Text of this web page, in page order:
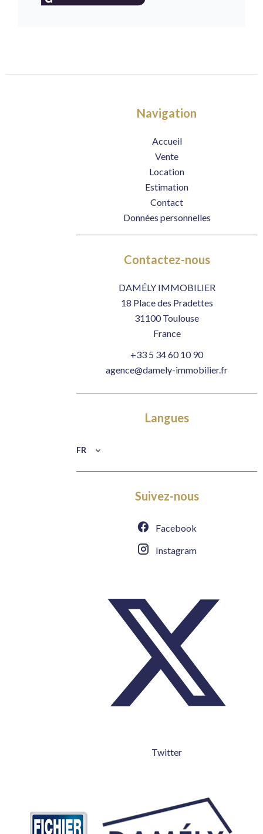
Navigation
Accueil
Vente
Location
Estimation
Contact
Données personnelles
Contactez-nous
DAMÉLY IMMOBILIER
18 Place des Pradettes
31100Toulouse
France
+33 5 34 60 10 90
agence@damely-immobilier.fr
Langues
FR
Suivez-nous
Facebook
Instagram
Twitter